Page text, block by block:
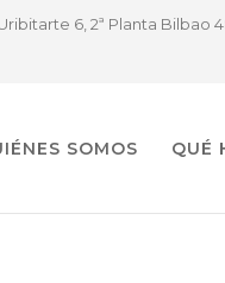
6, 2ª Planta Bilbao
SOMOS QUÉ